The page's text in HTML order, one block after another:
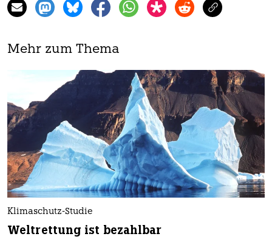
Mehr zum Thema
Klimaschutz-Studie
Weltrettung ist bezahlbar